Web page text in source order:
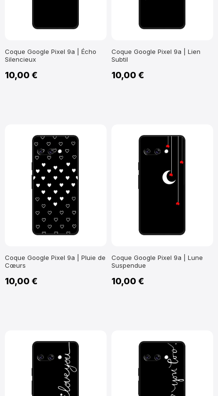
Coque Google Pixel 9a | Écho
Silencieux
10,00 €
Coque Google Pixel 9a | Lien
Subtil
10,00 €
Coque Google Pixel 9a | Pluie de
Cœurs
10,00 €
Coque Google Pixel 9a | Lune
Suspendue
10,00 €